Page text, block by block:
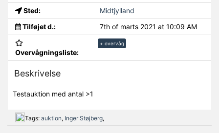
Sted:
Midtjylland
Tilføjet d.:
7th of marts 2021 at 10:09 AM
Overvågningsliste:
+ overvåg
Beskrivelse
Testauktion med antal >1
Tags: auktion, Inger Støjberg,